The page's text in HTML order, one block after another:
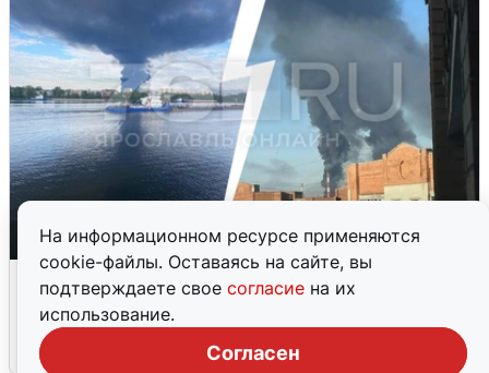
На информационном ресурсе применяются
cookie-файлы. Оставаясь на сайте, вы
подтверждаете свое согласие на их
использование.
Согласен
Ночная атака БПЛА на Ярославль:
попадания и последствия
6 августа